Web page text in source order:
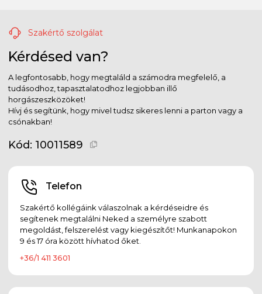
Szakértő szolgálat
Kérdésed van?
A legfontosabb, hogy megtaláld a számodra megfelelő, a
tudásodhoz, tapasztalatodhoz legjobban illő
horgászeszközöket!
Hívj és segítünk, hogy mivel tudsz sikeres lenni a parton vagy a
csónakban!
Kód: 10011589
Telefon
Szakértő kollégáink válaszolnak a kérdéseidre és
segítenek megtalálni Neked a személyre szabott
megoldást, felszerelést vagy kiegészítőt! Munkanapokon
9 és 17 óra között hívhatod őket.
+36/1 411 3601